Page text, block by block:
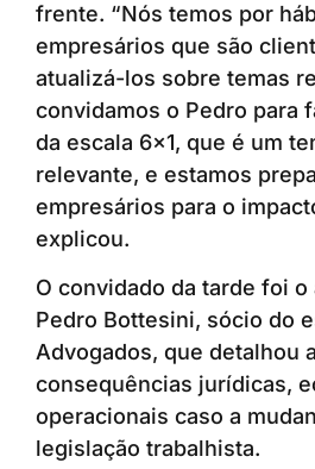
frente. “Nós temos por
empresários que são
atualizá-los sobre temas
convidamos o Pedro para
da escala 6×1, que é um
relevante, e estamos
empresários para o
explicou.
O convidado da tarde foi o
Pedro Bottesini, sócio do
Advogados, que detalhou
consequências jurídicas,
operacionais caso a
legislação trabalhista.